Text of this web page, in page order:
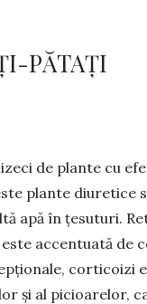
PĂTAȚI
de plante cu
plante diuretice
apă în țesuturi.
accentuată de
corticoizi
și al picioa­relor,